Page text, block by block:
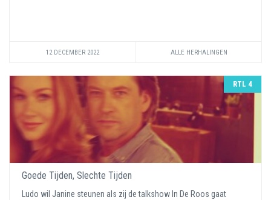
12 DECEMBER 2022 ALLE HERHALINGEN
RTL 4
Goede Tijden, Slechte Tijden
Ludo wil Janine steunen als zij de talkshow In De Roos gaat